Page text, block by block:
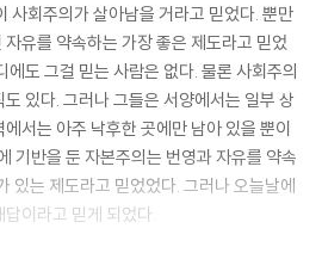
는 정부의 수입
사회주의가 살아남을 거라고 믿었다. 뿐만
유를 약속하는 가장 좋은 제도라고 믿었
에도 그걸 믿는 사람은 없다. 물론 사회주의
있다. 그러나 그들은 서양에서는 일부 상
서는 아주 낙후한 곳에만 남아 있을 뿐이
기반을 둔 자본주의는 번영과 자유를 약속
있는 제도라고 믿었었다. 그러나 오늘날에
이라고 믿게 되었다.